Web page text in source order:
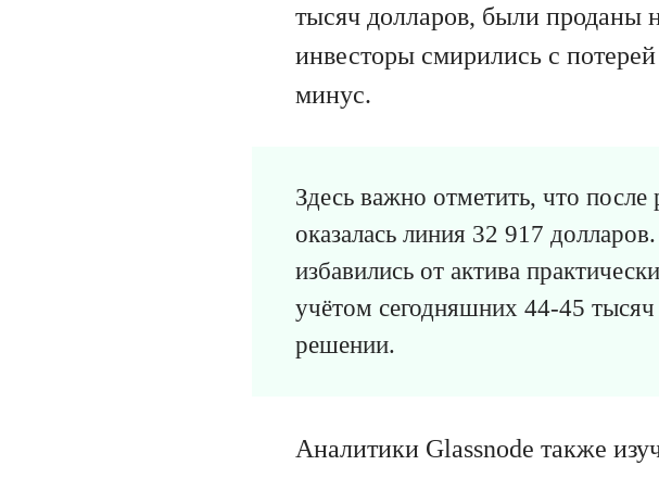
тысяч долларов, были проданы
инвесторы смирились с
минус.
Здесь важно отметить, что
оказалась линия 32 917
избавились от актива
учётом сегодняшних 44-45
решении.
Аналитики Glassnode также